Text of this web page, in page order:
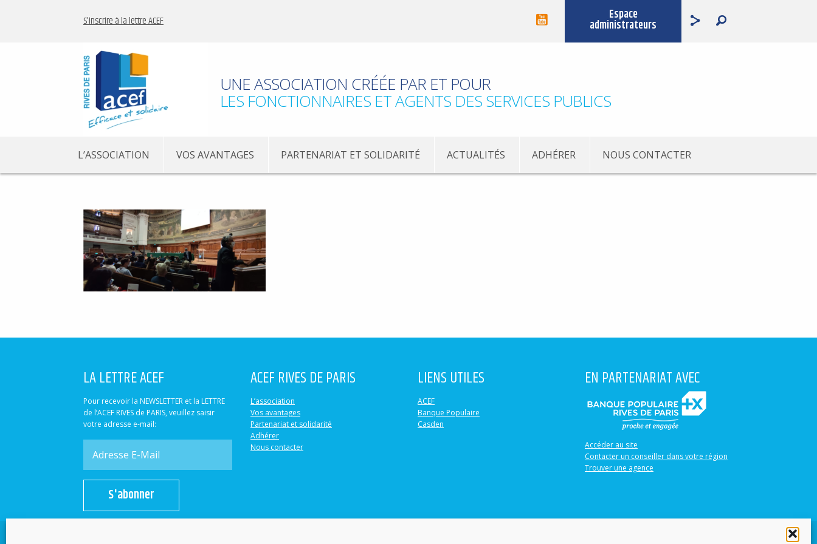
S'inscrire à la lettre ACEF Espace
administrateurs
UNE ASSOCIATION CRÉÉE PAR ET POUR
LES FONCTIONNAIRES ET AGENTS DES SERVICES PUBLICS
L’ASSOCIATION VOS AVANTAGES PARTENARIAT ET SOLIDARITÉ ACTUALITÉS ADHÉRER NOUS CONTACTER
LA LETTRE ACEF
Pour recevoir la NEWSLETTER et la LETTRE
de l’ACEF RIVES de PARIS, veuillez saisir
votre adresse e-mail:
S'abonner
ACEF RIVES DE PARIS
L’association
Vos avantages
Partenariat et solidarité
Adhérer
Nous contacter
LIENS UTILES
ACEF
Banque Populaire
Casden
EN PARTENARIAT AVEC
Accéder au site
Contacter un conseiller dans votre région
Trouver une agence